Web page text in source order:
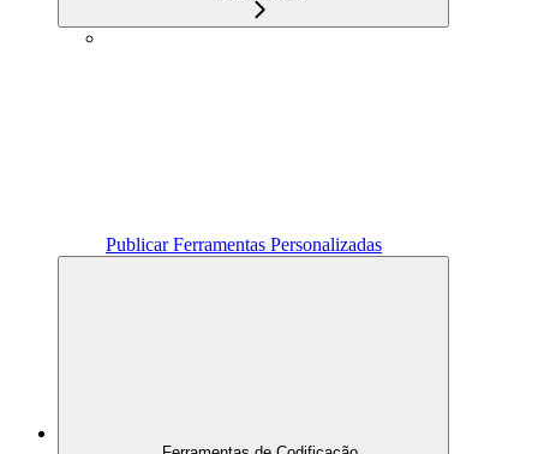
Publicar Ferramentas Personalizadas